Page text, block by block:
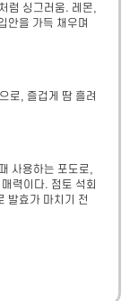
럼 싱그러움. 레몬,
안을 가득 채우며
로, 즐겁게 땀 흘려
사용하는 포도로,
력이다. 점토 석회
발효가 마치기 전